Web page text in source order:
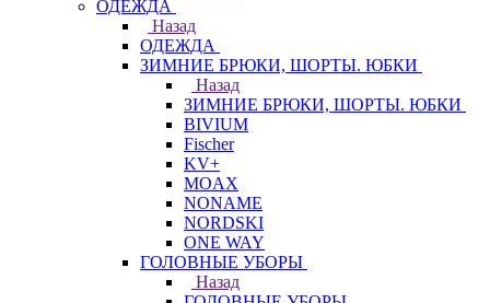
ОДЕЖДА
Назад
ОДЕЖДА
ЗИМНИЕ БРЮКИ, ШОРТЫ. ЮБКИ
Назад
ЗИМНИЕ БРЮКИ, ШОРТЫ. ЮБКИ
BIVIUM
Fischer
KV+
MOAX
NONAME
NORDSKI
ONE WAY
ГОЛОВНЫЕ УБОРЫ
Назад